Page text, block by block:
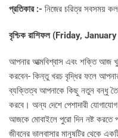
প্রতিকার :- নিজের চরিত্র সবসময়
বৃশ্চিক রাশিফল (Friday,
আপনার আত্মবিশ্বাস এবং শক্তি আজ
করবেন- কিন্তু খরচ বৃদ্ধির ফলে
ব্যক্তিত্ব আপনাকে কিছু নতুন বন্ধু
করবে। অন্য দেশে পেশাদারী
আজকে মোবাইলে পুরো দিন নষ্ট করতে
জীবনের ভালবাসার মানুষটির থেকে